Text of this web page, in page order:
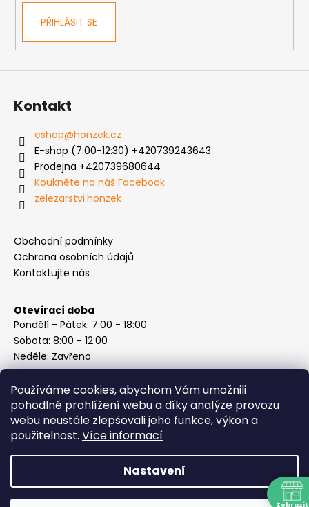
Používáme cookies, abychom Vám umožnili
pohodlné prohlížení webu a díky analýze provozu
webu neustále zlepšovali jeho funkce, výkon a
použitelnost. Více informací
Nastavení
u
PŘIHLÁSIT SE
Kontakt
eshop@honzek.cz
E-shop (7:00-12:30) +420739243643
Prodejna +420739680644
Koukněte na náš Facebook
zelezarstvi.honzek
Obchodní podmínky
Ochrana osobních údajů
Kontaktujte nás
Otevírací doba
Pondělí - Pátek: 7:00 - 18:00
Sobota: 8:00 - 12:00
Neděle: Zavřeno
Instagram
Copyright 2026ABC Železářství Honzek. Všechna práva
Zobrazit